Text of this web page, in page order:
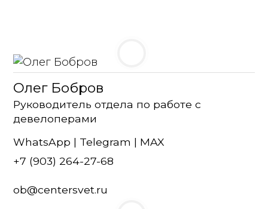
Олег Бобров
Руководитель отдела по работе с
девелоперами
WhatsApp | Telegram | MAX
+7 (903) 264-27-68
ob@centersvet.ru